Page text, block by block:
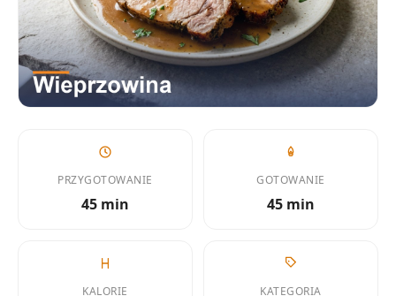
PRZYGOTOWANIE
45 min
GOTOWANIE
45 min
KALORIE KATEGORIA